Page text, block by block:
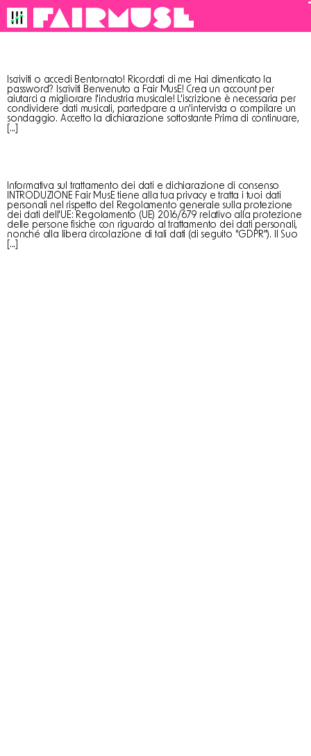
Iscriviti o accedi Bentornato! Ricordati di me Hai dimenticato la
password? Iscriviti Benvenuto a Fair MusE! Crea un account per
aiutarci a migliorare l'industria musicale! L'iscrizione è necessaria per
condividere dati musicali, partecipare a un'intervista o compilare un
sondaggio. Accetto la dichiarazione sottostante Prima di continuare,
[...]
Informativa sul trattamento dei dati e dichiarazione di consenso
INTRODUZIONE Fair MusE tiene alla tua privacy e tratta i tuoi dati
personali nel rispetto del Regolamento generale sulla protezione
dei dati dell'UE: Regolamento (UE) 2016/679 relativo alla protezione
delle persone fisiche con riguardo al trattamento dei dati personali,
nonché alla libera circolazione di tali dati (di seguito "GDPR"). Il Suo
[...]